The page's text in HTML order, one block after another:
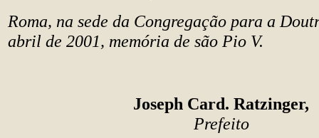
Roma, na sede da Congregação para a
abril de 2001, memória de são Pio V.
Joseph Card. Ratzinger,
Prefeito